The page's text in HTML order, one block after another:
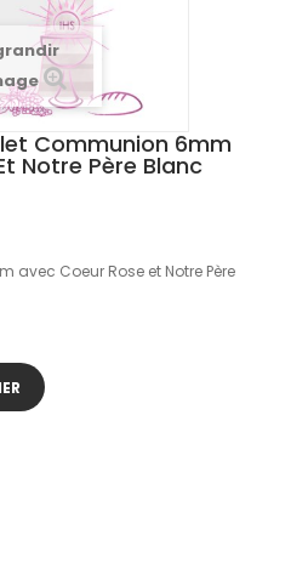
Communion 6mm
Notre Père Blanc
Coeur Rose et Notre Père